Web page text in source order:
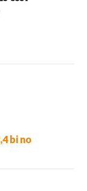
bi no